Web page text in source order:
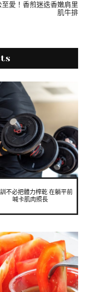
至愛！香煎迷迭香嫩肩里
肌牛排
不必把體力榨乾 在躺平前
喊卡肌肉照長